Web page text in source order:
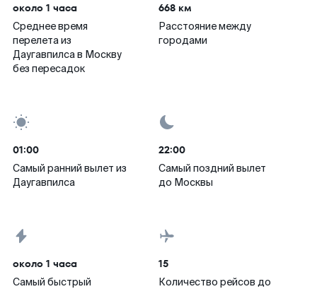
около 1 часа
Среднее время
перелета из
Даугавпилса в Москву
без пересадок
668 км
Расстояние между
городами
01:00
Самый ранний вылет из
Даугавпилса
22:00
Самый поздний вылет
до Москвы
около 1 часа
Самый быстрый
15
Количество рейсов до